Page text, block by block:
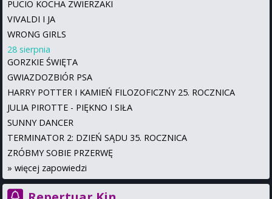
PUCIO KOCHA ZWIERZAKI
VIVALDI I JA
WRONG GIRLS
28 sierpnia
GORZKIE ŚWIĘTA
GWIAZDOZBIÓR PSA
HARRY POTTER I KAMIEŃ FILOZOFICZNY 25. ROCZNICA
JULIA PIROTTE - PIĘKNO I SIŁA
SUNNY DANCER
TERMINATOR 2: DZIEŃ SĄDU 35. ROCZNICA
ZRÓBMY SOBIE PRZERWĘ
» więcej zapowiedzi